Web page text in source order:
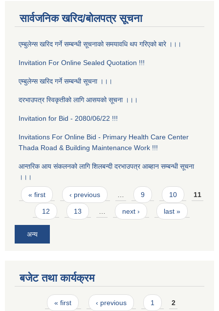
सार्वजनिक खरिद/बोलपत्र सूचना
एम्बुलेन्स खरिद गर्ने सम्बन्धी सूचनाको समयावधि थप गरिएको बारे ।।।
Invitation For Online Sealed Quotation !!!
एम्बुलेन्स खरिद गर्ने सम्बन्धी सूचना ।।।
दरभाउपत्र स्विकृतीको लागि आसयको सूचना ।।।
Invitation for Bid - 2080/06/22 !!!
Invitations For Online Bid - Primary Health Care Center
Thada Road & Building Maintenance Work !!!
आन्तरिक आय स‌ंकलनको लागि शिलबन्दी दरभाउपत्र आब्हान सम्बन्धी सूचना
।।।
Pages
« first ‹ previous … 9 10 11
12 13 … next › last »
अन्य
बजेट तथा कार्यक्रम
Pages« first ‹ previous 1 2